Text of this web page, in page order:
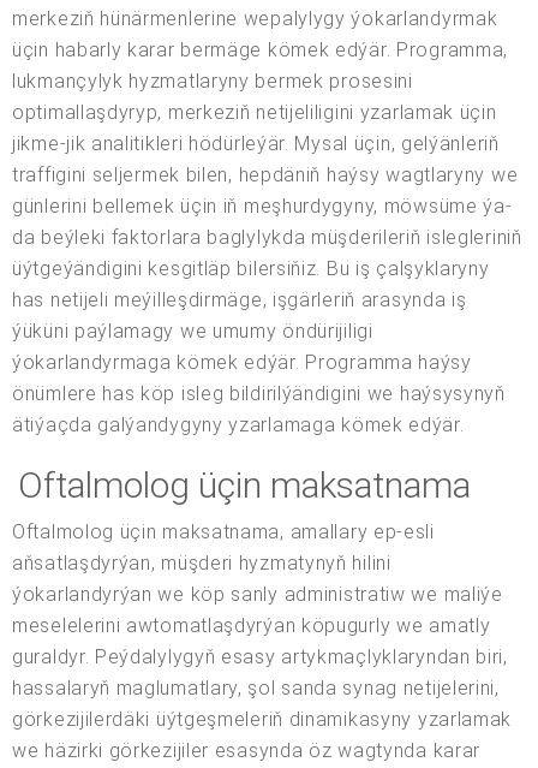
merkeziň hünärmenlerine wepalylygy ýokarlandyrmak
üçin habarly karar bermäge kömek edýär. Programma,
lukmançylyk hyzmatlaryny bermek prosesini
optimallaşdyryp, merkeziň netijeliligini yzarlamak üçin
jikme-jik analitikleri hödürleýär. Mysal üçin, gelýänleriň
traffigini seljermek bilen, hepdäniň haýsy wagtlaryny we
günlerini bellemek üçin iň meşhurdygyny, möwsüme ýa-
da beýleki faktorlara baglylykda müşderileriň islegleriniň
üýtgeýändigini kesgitläp bilersiňiz. Bu iş çalşyklaryny
has netijeli meýilleşdirmäge, işgärleriň arasynda iş
ýüküni paýlamagy we umumy öndürijiligi
ýokarlandyrmaga kömek edýär. Programma haýsy
önümlere has köp isleg bildirilýändigini we haýsysynyň
ätiýaçda galýandygyny yzarlamaga kömek edýär.
Oftalmolog üçin maksatnama
Oftalmolog üçin maksatnama, amallary ep-esli
aňsatlaşdyrýan, müşderi hyzmatynyň hilini
ýokarlandyrýan we köp sanly administratiw we maliýe
meselelerini awtomatlaşdyrýan köpugurly we amatly
guraldyr. Peýdalylygyň esasy artykmaçlyklaryndan biri,
hassalaryň maglumatlary, şol sanda synag netijelerini,
görkezijilerdäki üýtgeşmeleriň dinamikasyny yzarlamak
we häzirki görkezijiler esasynda öz wagtynda karar